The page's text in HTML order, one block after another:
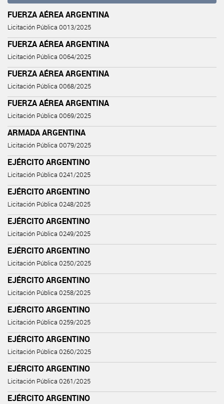
FUERZA AÉREA ARGENTINA
Licitación Pública 0013/2025
FUERZA AÉREA ARGENTINA
Licitación Pública 0064/2025
FUERZA AÉREA ARGENTINA
Licitación Pública 0068/2025
FUERZA AÉREA ARGENTINA
Licitación Pública 0069/2025
ARMADA ARGENTINA
Licitación Pública 0079/2025
EJÉRCITO ARGENTINO
Licitación Pública 0241/2025
EJÉRCITO ARGENTINO
Licitación Pública 0248/2025
EJÉRCITO ARGENTINO
Licitación Pública 0249/2025
EJÉRCITO ARGENTINO
Licitación Pública 0250/2025
EJÉRCITO ARGENTINO
Licitación Pública 0258/2025
EJÉRCITO ARGENTINO
Licitación Pública 0259/2025
EJÉRCITO ARGENTINO
Licitación Pública 0260/2025
EJÉRCITO ARGENTINO
Licitación Pública 0261/2025
EJÉRCITO ARGENTINO